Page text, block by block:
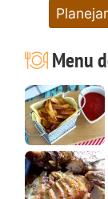
Menu